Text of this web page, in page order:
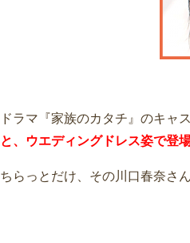
ドラマ『家族のカタチ』のキャ
と、ウエディングドレス姿で登
ちらっとだけ、その川口春奈さ